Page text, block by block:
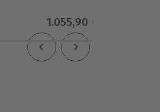
1.055,90 CHF